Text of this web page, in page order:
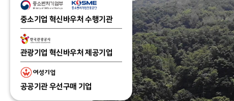
중소기업 혁신바우처 수행기관
관광기업 혁신바우처 제공기업
공공기관 우선구매 기업